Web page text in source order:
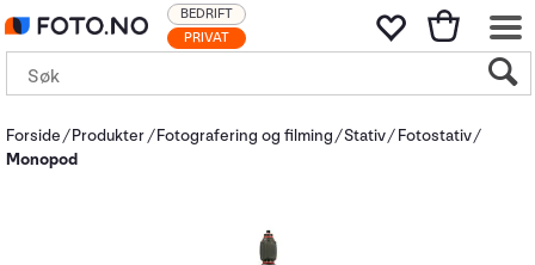
PRIVAT
BEDRIFT
Forside Produkter Fotografering og filming Stativ
Fotostativ
Monopod